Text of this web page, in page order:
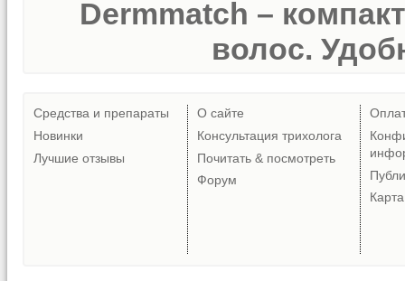
Dermmatch –
волос.
Средства и препараты
Новинки
Лучшие отзывы
О сайте
Консультация трихолога
Почитать & посмотреть
Форум